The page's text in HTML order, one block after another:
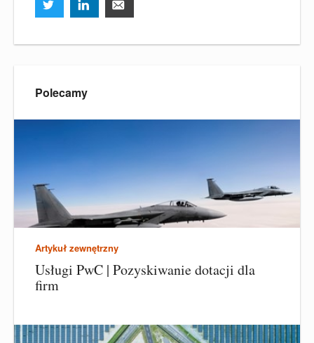
Polecamy
Artykuł zewnętrzny
Usługi PwC | Pozyskiwanie dotacji dla
firm